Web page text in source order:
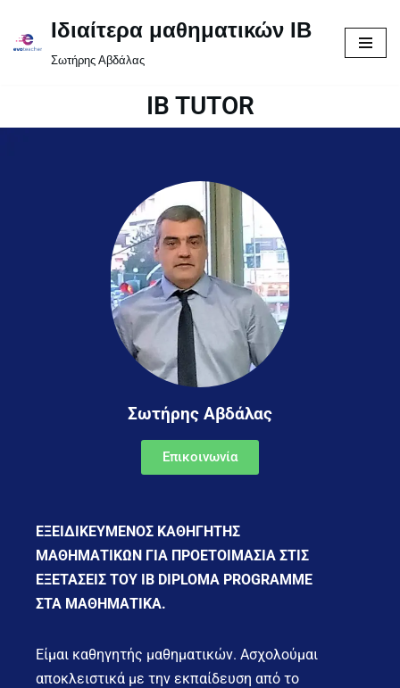
Μεταπηδήστε
Ιδιαίτερα μαθηματικών IB
Σωτήρης Αβδάλας
IB TUTOR
Σωτήρης Αβδάλας
Επικοινωνία
ΕΞΕΙΔΙΚΕΥΜΕΝΟΣ ΚΑΘΗΓΗΤΗΣ
ΜΑΘΗΜΑΤΙΚΩΝ ΓΙΑ ΠΡΟΕΤΟΙΜΑΣΙΑ ΣΤΙΣ
ΕΞΕΤΑΣΕΙΣ ΤΟΥ IB DIPLOMA PROGRAMME
ΣΤΑ ΜΑΘΗΜΑΤΙΚΑ.
Είμαι καθηγητής μαθηματικών. Ασχολούμαι
αποκλειστικά με την εκπαίδευση από το